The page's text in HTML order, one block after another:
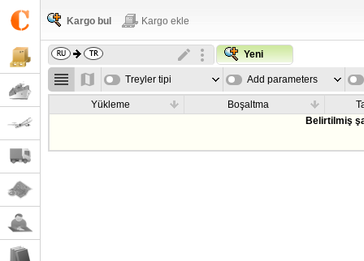
Kargo bul Kargo ekle
Yeni
Treyler tipi Add parameters
Yükleme Boşaltma
Belirtilmiş